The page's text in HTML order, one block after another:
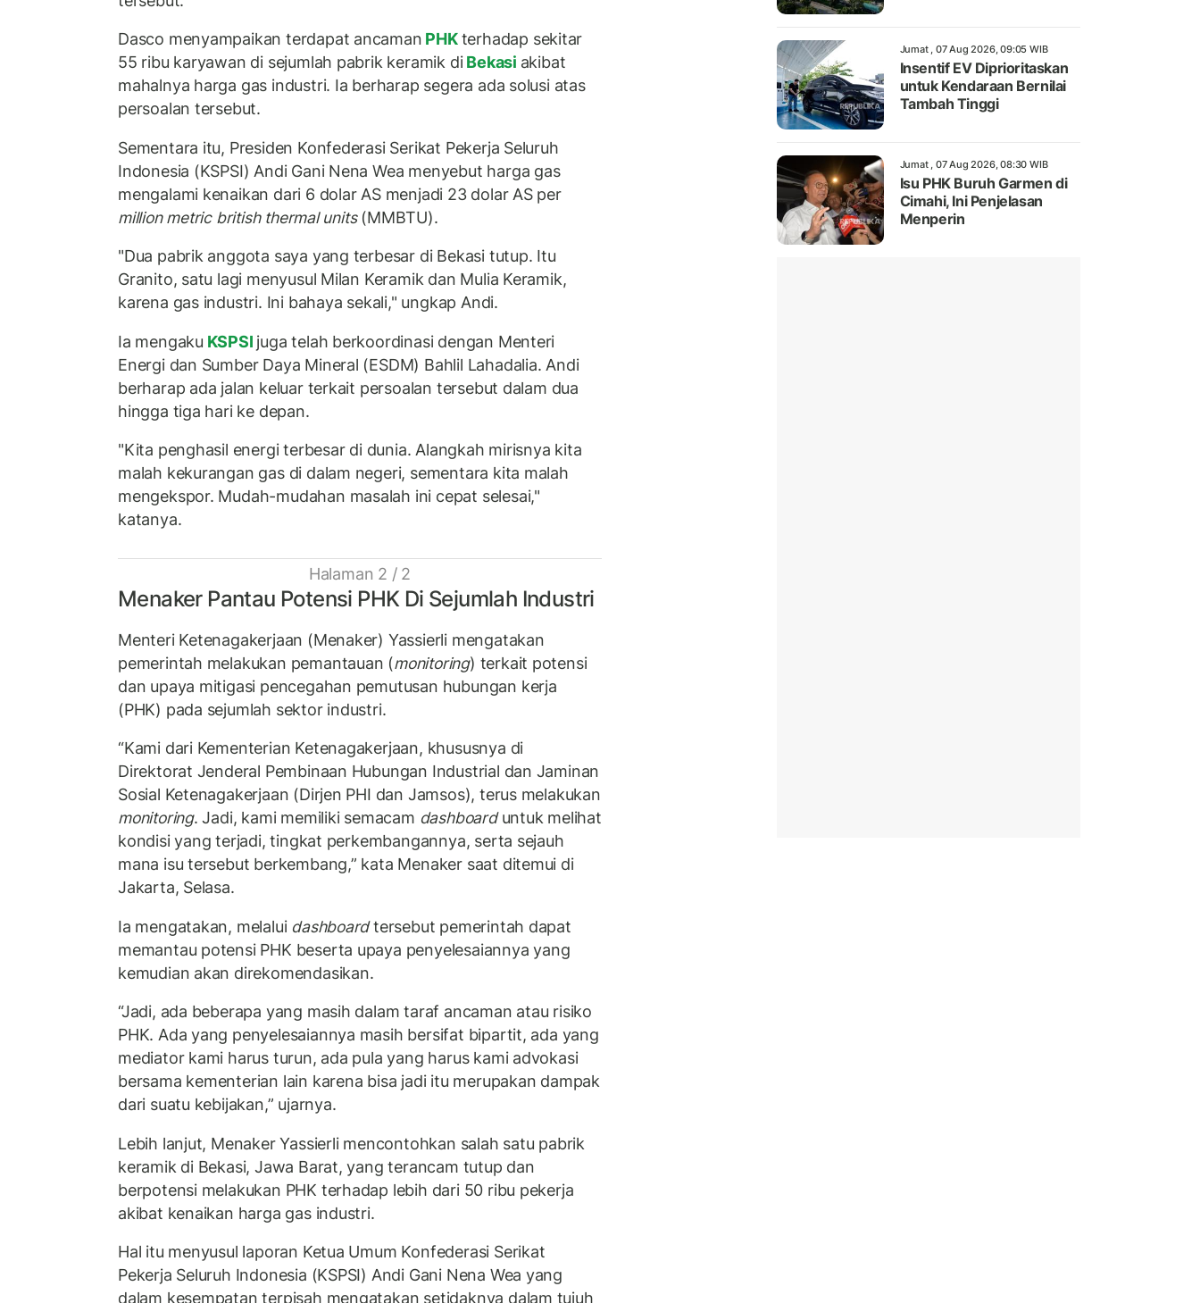
Dasco menyampaikan terdapat ancaman PHKterhadap sekitar
55 ribu karyawan di sejumlah pabrik keramik diBekasi akibat
mahalnya harga gas industri. Ia berharap segera ada solusi atas
persoalan tersebut.
Sementara itu, Presiden Konfederasi Serikat Pekerja Seluruh
Indonesia (KSPSI) Andi Gani Nena Wea menyebut harga gas
mengalami kenaikan dari 6 dolar AS menjadi 23 dolar AS per
million metric british thermal units(MMBTU).
"Dua pabrik anggota saya yang terbesar di Bekasi tutup. Itu
Granito, satu lagi menyusul Milan Keramik dan Mulia Keramik,
karena gas industri. Ini bahaya sekali," ungkap Andi.
Ia mengaku KSPSI juga telah berkoordinasi dengan Menteri
Energi dan Sumber Daya Mineral (ESDM) Bahlil Lahadalia. Andi
berharap ada jalan keluar terkait persoalan tersebut dalam dua
hingga tiga hari ke depan.
"Kita penghasil energi terbesar di dunia. Alangkah mirisnya kita
malah kekurangan gas di dalam negeri, sementara kita malah
mengekspor. Mudah-mudahan masalah ini cepat selesai,"
katanya.
Halaman 2 / 2
Menaker Pantau Potensi PHK Di Sejumlah Industri
Menteri Ketenagakerjaan (Menaker) Yassierli mengatakan
pemerintah melakukan pemantauan (monitoring) terkait potensi
dan upaya mitigasi pencegahan pemutusan hubungan kerja
(PHK) pada sejumlah sektor industri.
“Kami dari Kementerian Ketenagakerjaan, khususnya di
Direktorat Jenderal Pembinaan Hubungan Industrial dan Jaminan
Sosial Ketenagakerjaan (Dirjen PHI dan Jamsos), terus melakukan
monitoring. Jadi, kami memiliki semacam dashboarduntuk melihat
kondisi yang terjadi, tingkat perkembangannya, serta sejauh
mana isu tersebut berkembang,” kata Menaker saat ditemui di
Jakarta, Selasa.
Ia mengatakan, melalui dashboardtersebut pemerintah dapat
memantau potensi PHK beserta upaya penyelesaiannya yang
kemudian akan direkomendasikan.
“Jadi, ada beberapa yang masih dalam taraf ancaman atau risiko
PHK. Ada yang penyelesaiannya masih bersifat bipartit, ada yang
mediator kami harus turun, ada pula yang harus kami advokasi
bersama kementerian lain karena bisa jadi itu merupakan dampak
dari suatu kebijakan,” ujarnya.
Lebih lanjut, Menaker Yassierli mencontohkan salah satu pabrik
keramik di Bekasi, Jawa Barat, yang terancam tutup dan
berpotensi melakukan PHK terhadap lebih dari 50 ribu pekerja
akibat kenaikan harga gas industri.
Hal itu menyusul laporan Ketua Umum Konfederasi Serikat
Pekerja Seluruh Indonesia (KSPSI) Andi Gani Nena Wea yang
dalam kesempatan terpisah mengatakan setidaknya dalam tujuh
Jumat , 07 Aug 2026, 09:05 WIB
Insentif EV Diprioritaskan
untuk Kendaraan Bernilai
Tambah Tinggi
Jumat , 07 Aug 2026, 08:30 WIB
Isu PHK Buruh Garmen di
Cimahi, Ini Penjelasan
Menperin